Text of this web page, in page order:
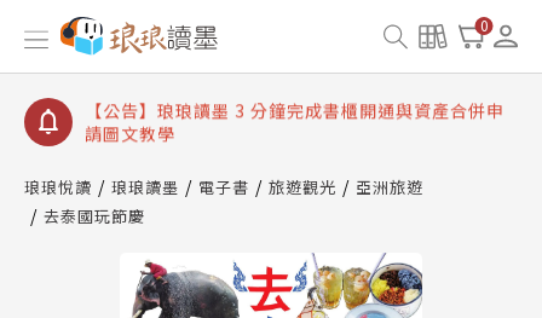
0
【公告】琅琅讀墨數位閱讀資產合併與書櫃開通申請
【公告】琅琅讀墨書櫃開通常見問題
【公告】琅琅讀墨 3 分鐘完成書櫃開通與資產合併申
請圖文教學
查詢
【公告】琅琅讀墨數位閱讀資產合併與書櫃開通申請
琅琅悅讀 琅琅讀墨 電子書 旅遊觀光
亞洲旅遊
去泰國玩節慶